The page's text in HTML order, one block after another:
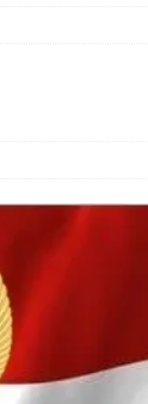
LAGI?”
TOLONG
!?”
!?”
POHON KOTA